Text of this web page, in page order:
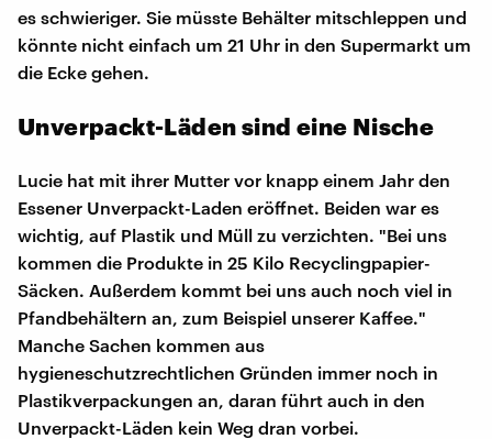
es schwieriger. Sie müsste Behälter mitschleppen und
könnte nicht einfach um 21 Uhr in den Supermarkt um
die Ecke gehen.
Unverpackt-Läden sind eine Nische
Lucie hat mit ihrer Mutter vor knapp einem Jahr den
Essener Unverpackt-Laden eröffnet. Beiden war es
wichtig, auf Plastik und Müll zu verzichten. "Bei uns
kommen die Produkte in 25 Kilo Recyclingpapier-
Säcken. Außerdem kommt bei uns auch noch viel in
Pfandbehältern an, zum Beispiel unserer Kaffee."
Manche Sachen kommen aus
hygieneschutzrechtlichen Gründen immer noch in
Plastikverpackungen an, daran führt auch in den
Unverpackt-Läden kein Weg dran vorbei.